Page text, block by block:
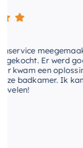
meegemaakt!
Er werd goed
een oplossing!
badkamer. Ik kan